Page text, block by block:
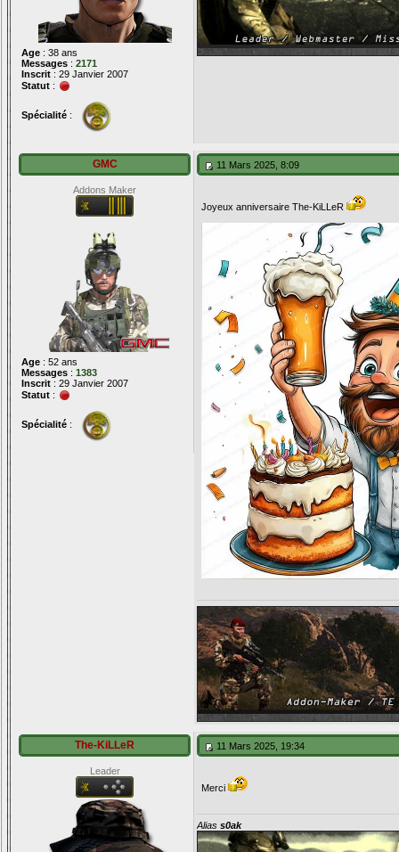
Age : 38 ans
Messages : 2171
Inscrit : 29 Janvier 2007
Statut :
Spécialité :
GMC
Addons Maker
Age : 52 ans
Messages : 1383
Inscrit : 29 Janvier 2007
Statut :
Spécialité :
11 Mars 2025, 8:09
Joyeux anniversaire The-KiLLeR
The-KiLLeR
Leader
11 Mars 2025, 19:34
Merci
Alias s0ak